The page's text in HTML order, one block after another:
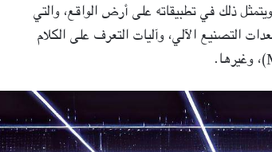
ذلك في تطبيقاته على أرض الواقع، والتي
التصنيع الآلي، وآليات التعرف على الكلام